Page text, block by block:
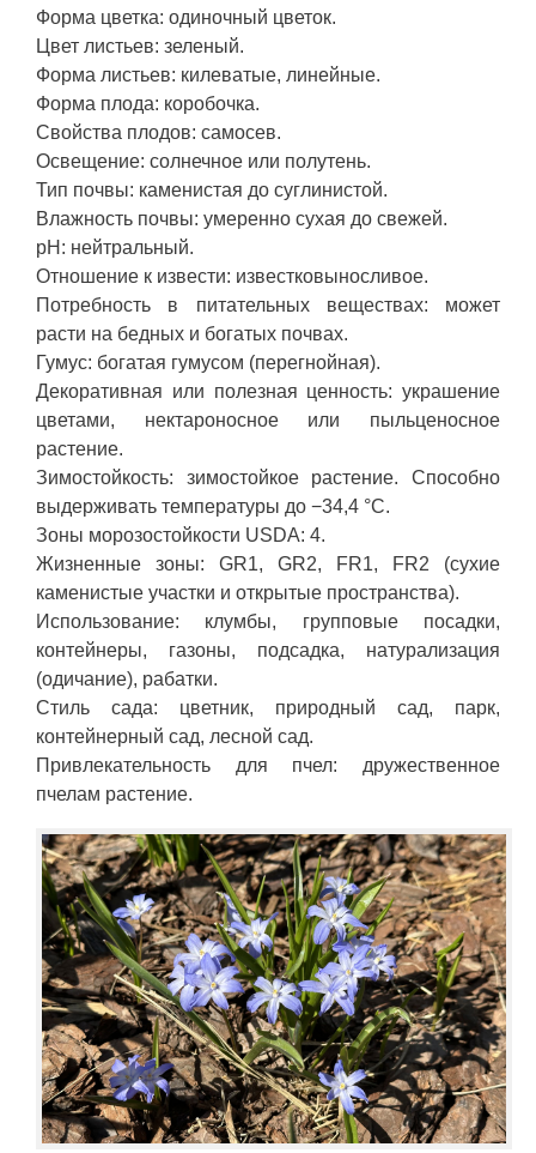
Форма цветка: одиночный цветок.
Цвет листьев: зеленый.
Форма листьев: килеватые, линейные.
Форма плода: коробочка.
Свойства плодов: самосев.
Освещение: солнечное или полутень.
Тип почвы: каменистая до суглинистой.
Влажность почвы: умеренно сухая до свежей.
pH: нейтральный.
Отношение к извести: известковыносливое.
Потребность в питательных веществах: может
расти на бедных и богатых почвах.
Гумус: богатая гумусом (перегнойная).
Декоративная или полезная ценность: украшение
цветами, нектароносное или пыльценосное
растение.
Зимостойкость: зимостойкое растение. Способно
выдерживать температуры до −34,4 °C.
Зоны морозостойкости USDA: 4.
Жизненные зоны: GR1, GR2, FR1, FR2 (сухие
каменистые участки и открытые пространства).
Использование: клумбы, групповые посадки,
контейнеры, газоны, подсадка, натурализация
(одичание), рабатки.
Стиль сада: цветник, природный сад, парк,
контейнерный сад, лесной сад.
Привлекательность для пчел: дружественное
пчелам растение.